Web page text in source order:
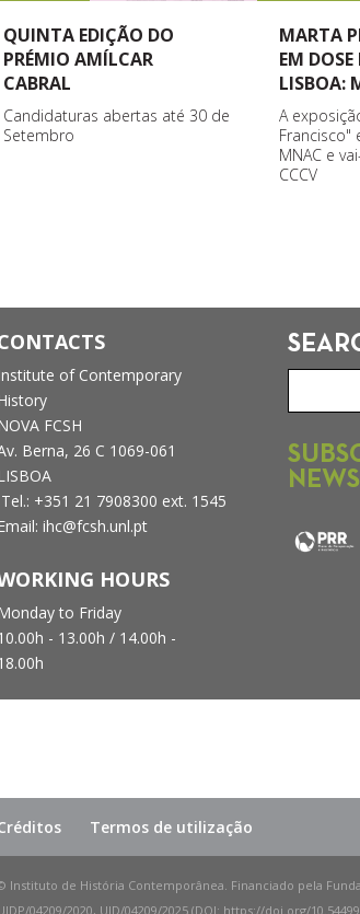
QUINTA EDIÇÃO DO
PRÉMIO AMÍLCAR
CABRAL
Candidaturas abertas até 30 de
Setembro
MARTA
EM
LISBOA:
A
Francisco"
MNAC e
CCCV
of Contemporary
FCSH
Berna, 26 C 1069-061
Tel.: +351 21 7908300 ext. 1545
ihc@fcsh.unl.pt
HOURS
to Friday
- 13.00h / 14.00h -
Termos de utilização
Instituto de História Contemporânea. Financiado pela
04209/2020, UID/04209/2025 (DOI: https://doi.org/